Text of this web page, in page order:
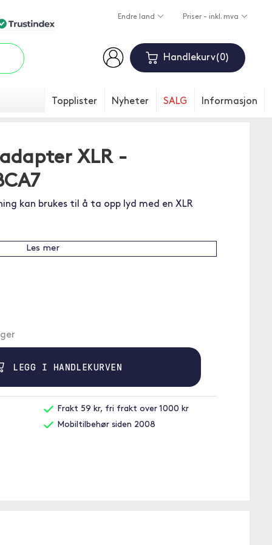
Endre land Priser - inkl. mva
Handlekurv 0
Topplister Nyheter SALG Informasjon
XLR -
kan brukes til å ta opp lyd med en XLR
Les mer
LEGG I HANDLEKURVEN
Frakt 59 kr, fri frakt over 1000 kr
Mobiltilbehør siden 2008